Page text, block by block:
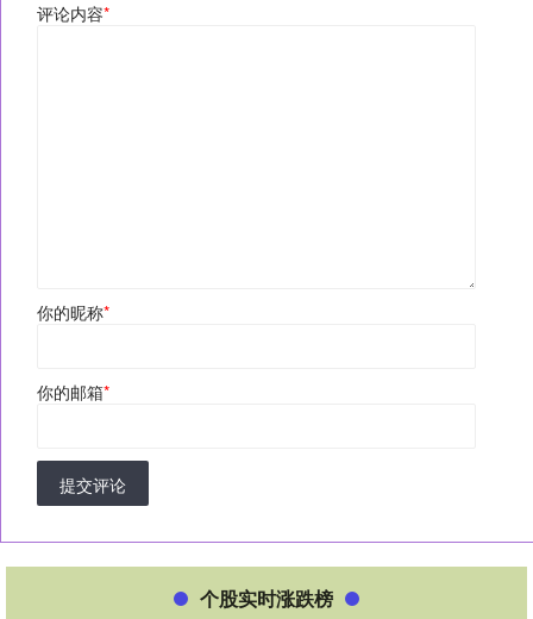
评论内容*
你的昵称*
你的邮箱*
提交评论
个股实时涨跌榜